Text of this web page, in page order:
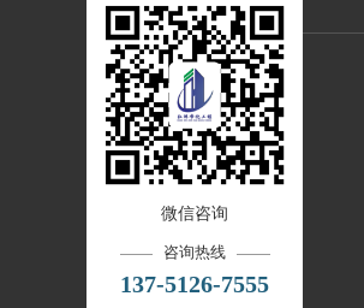
微信咨询
咨询热线
137-5126-7555